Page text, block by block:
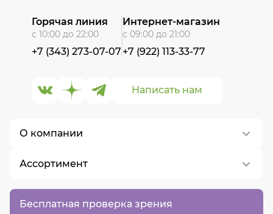
Бесплатная проверка зрения
О компании
О нас
Контакты
Вакансии
Ассортимент
Написать нам
Горячая линия
с 10:00 до 22:00
+7 (343) 273-07-07
Интернет-магазин
с 09:00 до 21:00
+7 (922) 113-33-77